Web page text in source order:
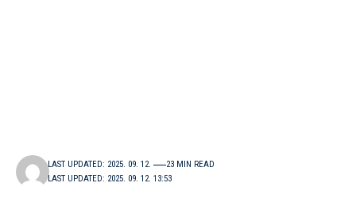
LAST UPDATED: 2025. 09. 12. 13:53
LAST UPDATED: 2025. 09. 12. 23 MIN READ